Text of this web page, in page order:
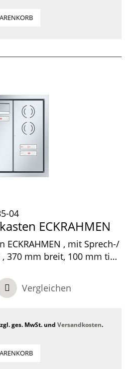
04
ECKRAHMEN
ECKRAHMEN , mit Sprech-/
370 mm breit, 100 mm tief,
Vergleichen
ges. MwSt. und Versandkosten.